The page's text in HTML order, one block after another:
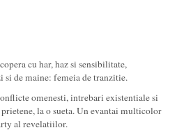
cu har, haz si sensibilitate,
de maine: femeia de tranzitie.
omenesti, intrebari existentiale si
la o sueta. Un evantai multicolor
al revelatiilor.